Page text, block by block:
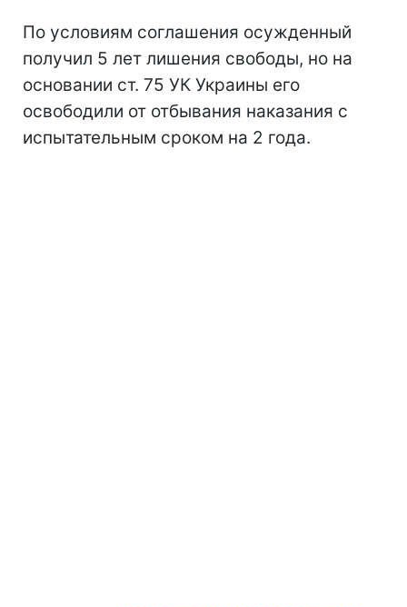
По условиям соглашения осужденный
получил 5 лет лишения свободы, но на
основании ст. 75 УК Украины его
освободили от отбывания наказания с
испытательным сроком на 2 года.